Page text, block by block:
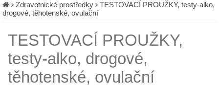
Zdravotnické prostředky
TESTOVACÍ PROUŽKY, testy-alko,
drogové, těhotenské, ovulační
TESTOVACÍ PROUŽKY,
testy-alko, drogové,
těhotenské, ovulační